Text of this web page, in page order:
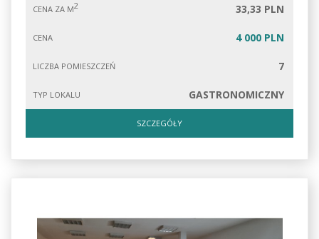
CENA ZA M2 33,33 PLN
CENA 4 000 PLN
LICZBA POMIESZCZEŃ 7
TYP LOKALU GASTRONOMICZNY
SZCZEGÓŁY